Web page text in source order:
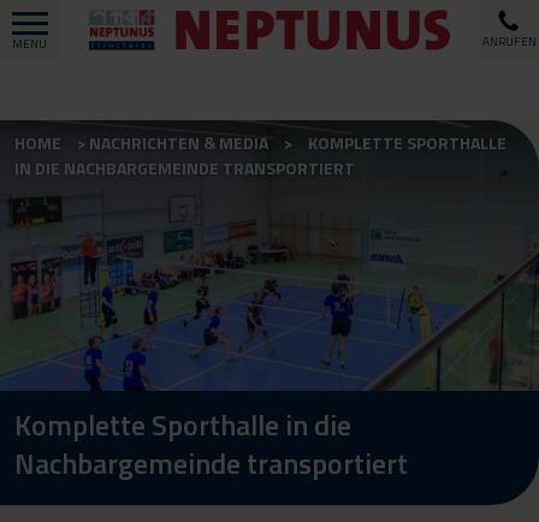
MENU ANRUFEN
HOME NACHRICHTEN & MEDIA
KOMPLETTE SPORTHALLE
IN DIE NACHBARGEMEINDE TRANSPORTIERT
Komplette Sporthalle in die
Nachbargemeinde transportiert